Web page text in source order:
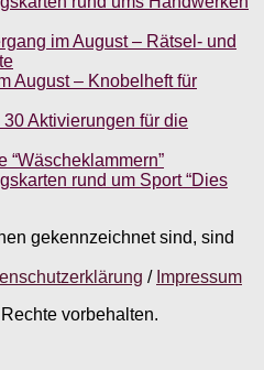
im August – Rätsel- und
August – Knobelheft für
Aktivierungen für die
“Wäscheklammern”
rund um Sport “Dies
gekennzeichnet sind, sind
/ Impressum
vorbehalten.